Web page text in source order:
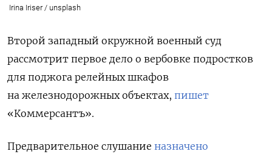
Irina Iriser / unsplash
Второй западный окружной военный суд
рассмотрит первое дело о вербовке подростков
для поджога релейных шкафов
на железнодорожных объектах, пишет
«Коммерсантъ».
Предварительное слушание назначено